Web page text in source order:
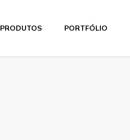
PRODUTOS PORTFÓLIO